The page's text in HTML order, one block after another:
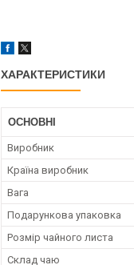
ХАРАКТЕРИСТИКИ
ОСНОВНІ
Виробник
Країна виробник
Вага
Подарункова упаковка
Розмір чайного листа
Склад чаю